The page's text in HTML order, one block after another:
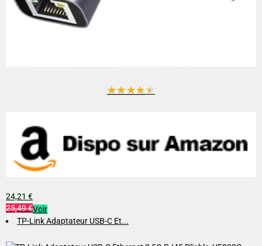
★★★★★
24,21 €
25,49 €Voir
TP-Link Adaptateur USB-C Et...